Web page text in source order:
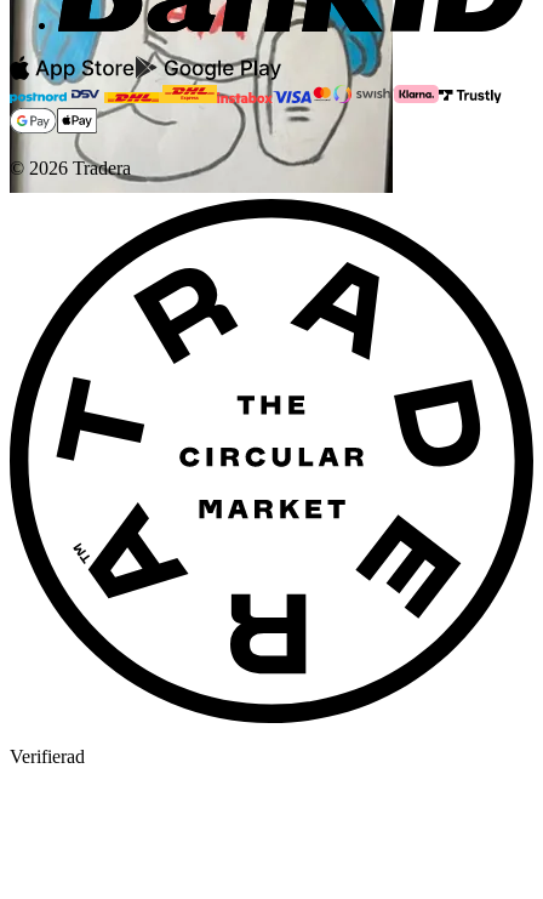
Verifierad
© 2026 Tradera